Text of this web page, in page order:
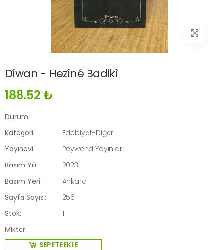
Dîwan - Hezînê Badikî
188.52 ₺
Durum:
Kategori:
Edebiyat-Diğer
Yayınevi:
Peywend Yayınları
Basım Yılı:
2023
Basım Yeri:
Ankara
Sayfa Sayısı:
256
Stok:
1
Miktar:
SEPETE EKLE